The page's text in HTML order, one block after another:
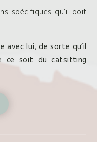
spécifiques qu’il doit
lui, de sorte qu’il
ce soit du catsitting